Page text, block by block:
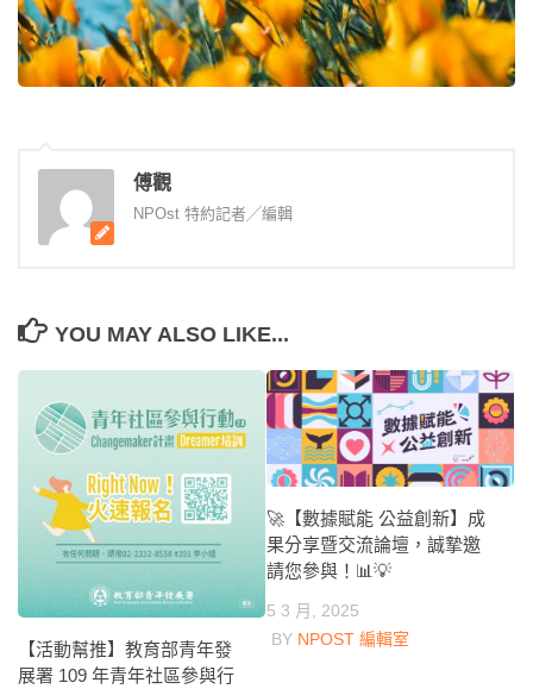
傅觀
NPOst 特約記者╱編輯
YOU MAY ALSO LIKE...
【活動幫推】教育部青年發
展署 109 年青年社區參與行
🚀【數據賦能 公益創新】成
果分享暨交流論壇，誠摯邀
請您參與！📊💡
5 3 月, 2025
BY NPOST 編輯室